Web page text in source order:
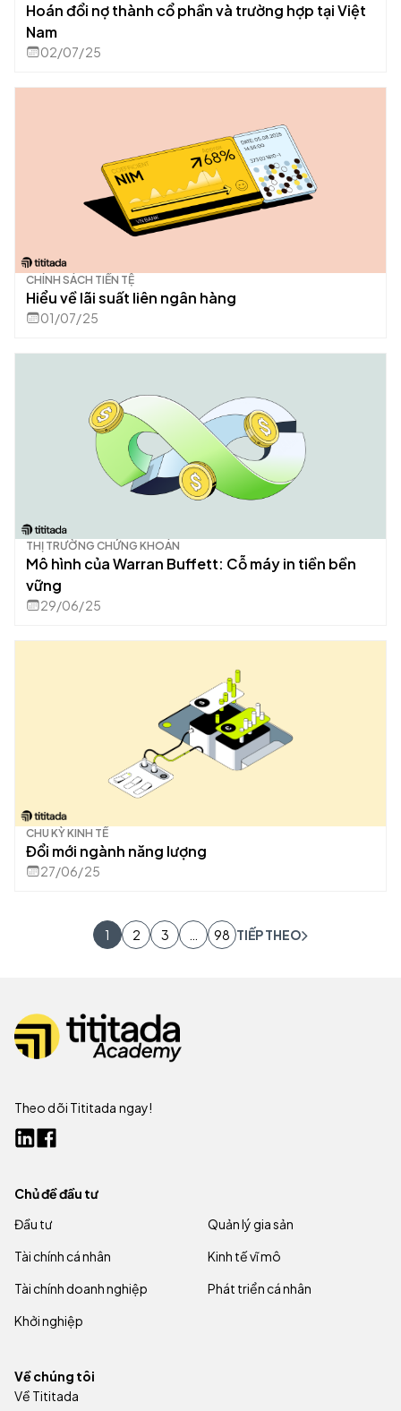
Hoán đổi nợ thành cổ phần và trường hợp tại Việt
Nam
02/07/25
CHÍNH SÁCH TIỀN TỆ
Hiểu về lãi suất liên ngân hàng
01/07/25
THỊ TRƯỜNG CHỨNG KHOÁN
Mô hình của Warran Buffett: Cỗ máy in tiền bền
vững
29/06/25
CHU KỲ KINH TẾ
Đổi mới ngành năng lượng
27/06/25
1 2 3 98 TIẾP THEO
Theo dõi Tititada ngay!
Chủ đề đầu tư
Đầu tư
Quản lý gia sản
Tài chính cá nhân
Kinh tế vĩ mô
Tài chính doanh nghiệp
Phát triển cá nhân
Khởi nghiệp
Về chúng tôi
Về Tititada